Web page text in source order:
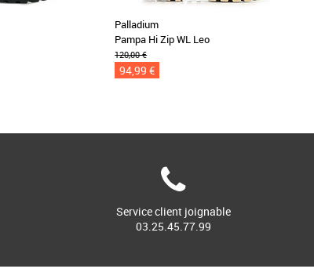
Palladium
Pampa Hi Zip WL Leo
120,00 €
94,99 €
Service client joignable
03.25.45.77.99